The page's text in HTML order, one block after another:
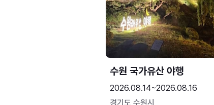
수원 국가유산 야행
2026.08.14~2026.08.16
경기도 수원시